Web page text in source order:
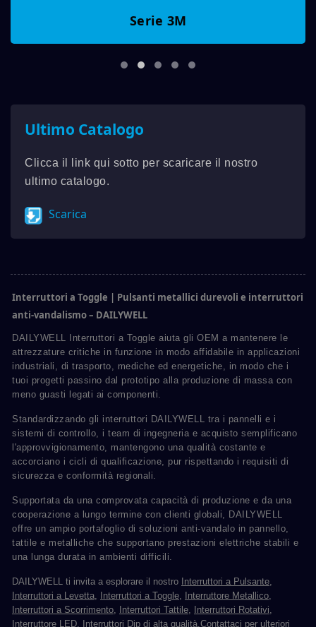
Serie 3M
Ultimo Catalogo
Clicca il link qui sotto per scaricare il nostro
ultimo catalogo.
Scarica
Interruttori a Toggle | Pulsanti metallici durevoli e interruttori
anti-vandalismo – DAILYWELL
DAILYWELL Interruttori a Toggle aiuta gli OEM a mantenere le
attrezzature critiche in funzione in modo affidabile in applicazioni
industriali, di trasporto, mediche ed energetiche, in modo che i
tuoi progetti passino dal prototipo alla produzione di massa con
meno guasti legati ai componenti.
Standardizzando gli interruttori DAILYWELL tra i pannelli e i
sistemi di controllo, i team di ingegneria e acquisto semplificano
l'approvvigionamento, mantengono una qualità costante e
accorciano i cicli di qualificazione, pur rispettando i requisiti di
sicurezza e conformità regionali.
Supportata da una comprovata capacità di produzione e da una
cooperazione a lungo termine con clienti globali, DAILYWELL
offre un ampio portafoglio di soluzioni anti-vandalo in pannello,
tattile e metalliche che supportano prestazioni elettriche stabili e
una lunga durata in ambienti difficili.
DAILYWELL ti invita a esplorare il nostro Interruttori a Pulsante
Interruttori a Levetta Interruttori a Toggle Interruttore Metallico
Interruttori a Scorrimento Interruttori Tattile Interruttori Rotativi
Interruttore LED Interruttori Dip di alta qualità. Contattaci per ulteriori